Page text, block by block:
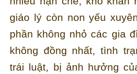
giáo lý còn non yếu
phần không nhỏ các gia
không đồng nhất, tình
trái luật, bị ảnh hưởng